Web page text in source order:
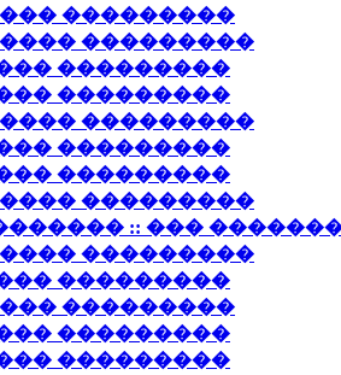
���������
���������
���������
���������
���������
���������
���������
���������
:: ���
���������
���������
���������
���������
���������